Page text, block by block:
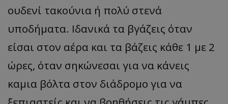
ουδενί τακούνια ή πολύ στενά
υποδήματα. Ιδανικά τα βγάζεις όταν
είσαι στον αέρα και τα βάζεις κάθε 1 με 2
ώρες, όταν σηκώνεσαι για να κάνεις
καμια βόλτα στον διάδρομο για να